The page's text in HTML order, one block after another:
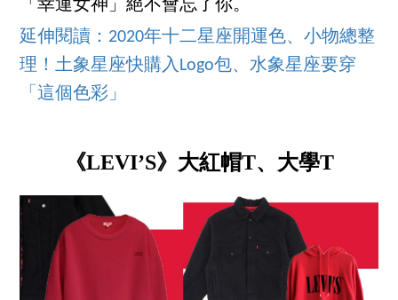
「幸運女神」絕不會忘了你。
延伸閱讀：2020年十二星座開運色、小物總整
理！土象星座快購入Logo包、水象星座要穿
「這個色彩」
《LEVI’S》大紅帽T、大學T